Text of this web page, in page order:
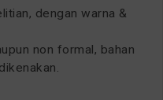
dengan warna &
non formal, bahan